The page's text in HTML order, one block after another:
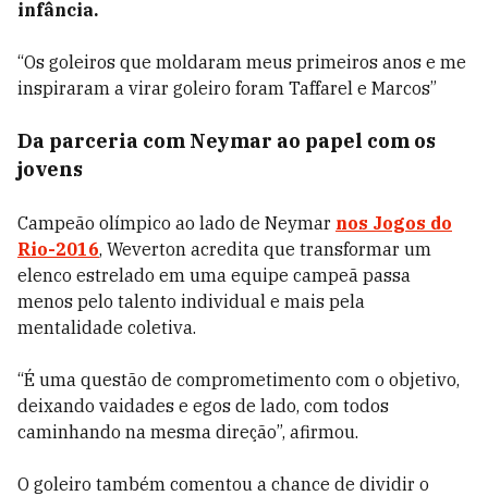
infância.
“Os goleiros que moldaram meus primeiros anos e me
inspiraram a virar goleiro foram Taffarel e Marcos”
Da parceria com Neymar ao papel com os
jovens
Campeão olímpico ao lado de Neymar nos Jogos do
Rio-2016, Weverton acredita que transformar um
elenco estrelado em uma equipe campeã passa
menos pelo talento individual e mais pela
mentalidade coletiva.
“É uma questão de comprometimento com o objetivo,
deixando vaidades e egos de lado, com todos
caminhando na mesma direção”, afirmou.
O goleiro também comentou a chance de dividir o